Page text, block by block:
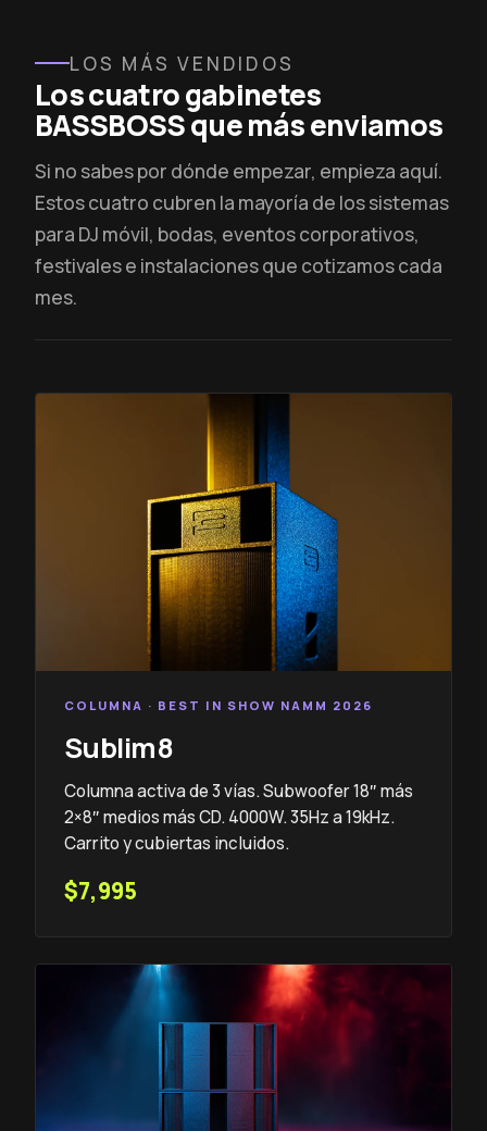
LOS MÁS VENDIDOS
Los cuatro gabinetes
BASSBOSS que más enviamos
Si no sabes por dónde empezar, empieza aquí.
Estos cuatro cubren la mayoría de los sistemas
para DJ móvil, bodas, eventos corporativos,
festivales e instalaciones que cotizamos cada
mes.
COLUMNA · BEST IN SHOW NAMM 2026
Sublim8
Columna activa de 3 vías. Subwoofer 18″ más
2×8″ medios más CD. 4000W. 35Hz a 19kHz.
Carrito y cubiertas incluidos.
$7,995